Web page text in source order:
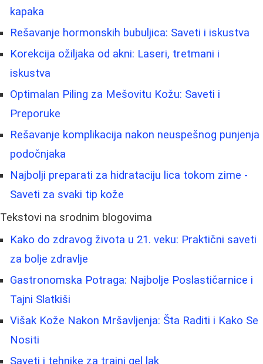
kapaka
Rešavanje hormonskih bubuljica: Saveti i iskustva
Korekcija ožiljaka od akni: Laseri, tretmani i
iskustva
Optimalan Piling za Mešovitu Kožu: Saveti i
Preporuke
Rešavanje komplikacija nakon neuspešnog punjenja
podočnjaka
Najbolji preparati za hidrataciju lica tokom zime -
Saveti za svaki tip kože
Tekstovi na srodnim blogovima
Kako do zdravog života u 21. veku: Praktični saveti
za bolje zdravlje
Gastronomska Potraga: Najbolje Poslastičarnice i
Tajni Slatkiši
Višak Kože Nakon Mršavljenja: Šta Raditi i Kako Se
Nositi
Saveti i tehnike za trajni gel lak